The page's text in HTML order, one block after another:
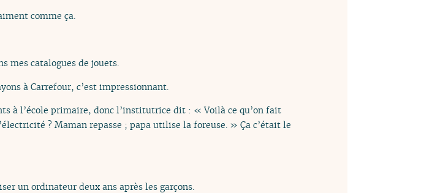
comme ça.
mes catalogues de jouets.
à Carrefour, c’est impressionnant.
à l’école primaire, donc l’institutrice dit : « Voilà ce qu’on fait
? Maman repasse ; papa utilise la foreuse. » Ça c’était le
un ordinateur deux ans après les garçons.